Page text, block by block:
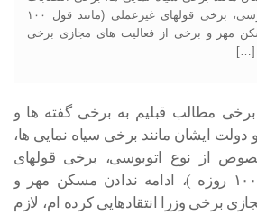
به خصوص از نوع اتوبوسی، برخی قولهای غیرعملی (مانند قول ۱۰۰
مهر و برخی از فعالیت های مجازی برخی
[…]
برخی مطالب قبلیم به برخی گفته ها و
دولت ایشان مانند برخی سیاه نمایی ها،
از نوع اتوبوسی، برخی قولهای
غیرعملی (مانند قول ۱۰۰ روزه )، ادامه ندادن مسکن مهر و
برخی وزرا انتقادهایی کرده ام، لازم